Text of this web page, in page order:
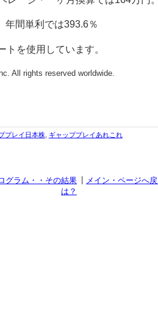
年間単利では393.6％
トを使用しています。
All rights reserved worldwide.
プレイ日本株, ギャッププレイあれこれ
グラム・・その結果
は？
メイン・ページへ